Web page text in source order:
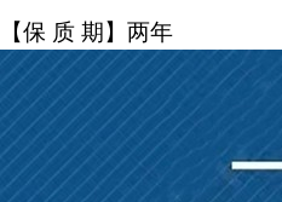
【保 质 期】两年